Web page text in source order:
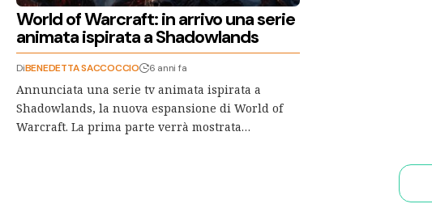
World of Warcraft: in arrivo una serie
animata ispirata a Shadowlands
DiBENEDETTA SACCOCCIO 6 anni fa
Annunciata una serie tv animata ispirata a
Shadowlands, la nuova espansione di World of
Warcraft. La prima parte verrà mostrata…